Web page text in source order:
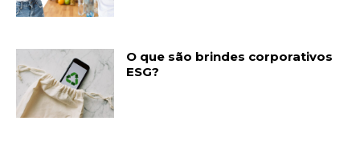
O que são brindes corporativos
ESG?